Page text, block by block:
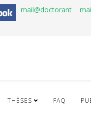
mail@doctorant
THÈSES FAQ